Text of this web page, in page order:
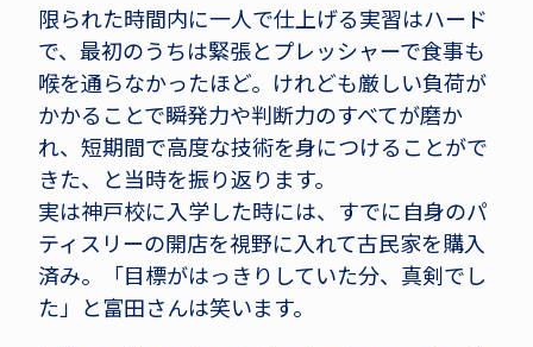
限られた時間内に一人で仕上げる実習はハード
で、最初のうちは緊張とプレッシャーで食事も
喉を通らなかったほど。けれども厳しい負荷が
かかることで瞬発力や判断力のすべてが磨か
れ、短期間で高度な技術を身につけることがで
きた、と当時を振り返ります。
実は神戸校に入学した時には、すでに自身のパ
ティスリーの開店を視野に入れて古民家を購入
済み。「目標がはっきりしていた分、真剣でし
た」と富田さんは笑います。